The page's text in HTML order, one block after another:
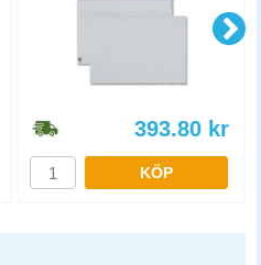
393.80 kr
KÖP